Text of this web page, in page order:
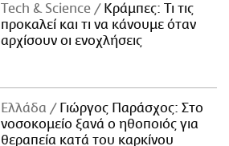
Τech & Science
Κράμπες: Τι τις
προκαλεί και τι να κάνουμε όταν
αρχίσουν οι ενοχλήσεις
Ελλάδα
Γιώργος Παράσχος: Στο
νοσοκομείο ξανά ο ηθοποιός για
θεραπεία κατά του καρκίνου